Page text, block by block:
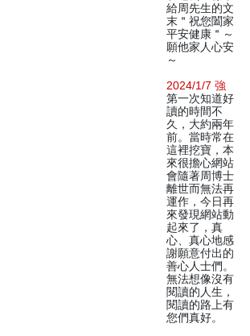
給周先生的文
末＂祝您闔家
平安健康＂～
願他家人心安
～
2024/1/7 強
第一次知道好
讀的時間不
久，大約兩年
前。當時常在
這裡挖寶，本
來很擔心網站
會隨著周博士
離世而無法再
運作，今日再
來發現網站動
起來了，真
心、真心地感
謝願意付出的
善心人士們。
無法想像沒有
閱讀的人生，
閱讀的路上有
您們真好。